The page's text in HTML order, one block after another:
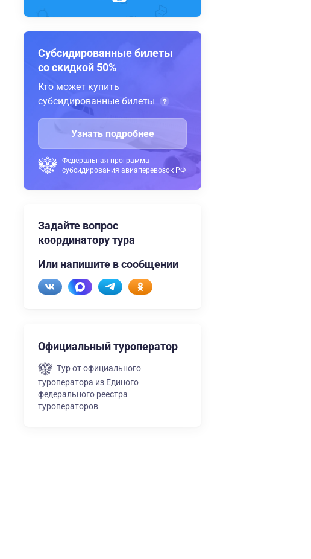
Субсидированные билеты
со скидкой 50%
Кто может купить
субсидированные билеты
Узнать подробнее
Федеральная программа
субсидирования авиаперевозок РФ
Задайте вопрос
координатору тура
Или напишите в сообщении
Официальный туроператор
Тур от официального
туроператора из Единого
федерального реестра
туроператоров